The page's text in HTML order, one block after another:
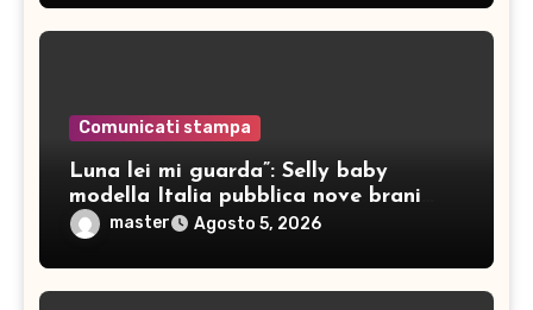
Comunicati stampa
Luna lei mi guarda”: Selly baby
modella Italia pubblica nove brani
ineditimaster Agosto 5, 2026